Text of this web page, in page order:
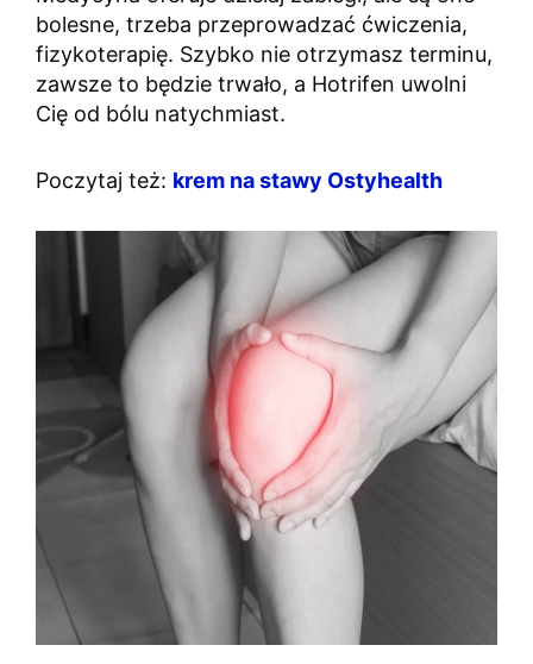
bolesne, trzeba przeprowadzać ćwiczenia,
fizykoterapię. Szybko nie otrzymasz terminu,
zawsze to będzie trwało, a Hotrifen uwolni
Cię od bólu natychmiast.
Poczytaj też: krem na stawy Ostyhealth